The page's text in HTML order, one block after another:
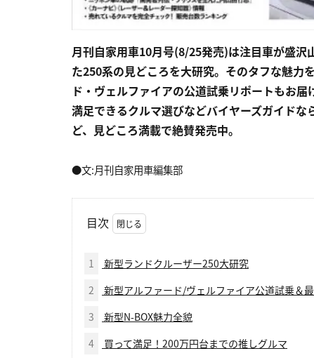
月刊自家用車10月号(8/25発売)は注目車が盛
た250系の見どころを大研究。そのタフな魅力
ド・ヴェルファイアの公道試乗リポートもお
満足できるクルマ選びなどバイヤーズガイド
ど、見どころ満載で絶賛発売中。
●文:月刊自家用車編集部
目次
1
新型ランドクルーザー250大研究
2
新型アルファード/ヴェルファイア公道試乗＆
3
新型N-BOX魅力全貌
4
買って満足！200万円台までの推しグルマ